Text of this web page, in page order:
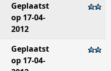
Geplaatst
op 17-04-
2012
Geplaatst
op 17-04-